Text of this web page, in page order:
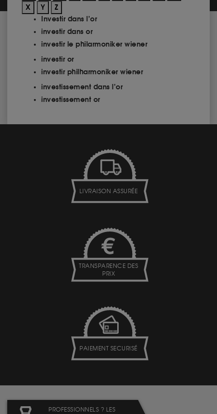
X
Y
Z
Investir dans l’or
investir dans or
investir le philarmoniker wiener
investir or
investir philharmoniker wiener
investissement dans l’or
investissement or
LIVRAISON ASSURÉE
TRANSPARENCE DES
PRIX
PAIEMENT SECURISÉ
PROFESSIONNELS ? LES